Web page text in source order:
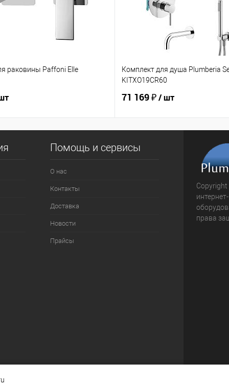
раковины Paffoni Elle
Комплект для душа Plumberia
KITXO19CR60
71 169 ₽/ шт
Помощь и сервисы
О нас
Контакты
Доставка
Новости
Прайсы
права